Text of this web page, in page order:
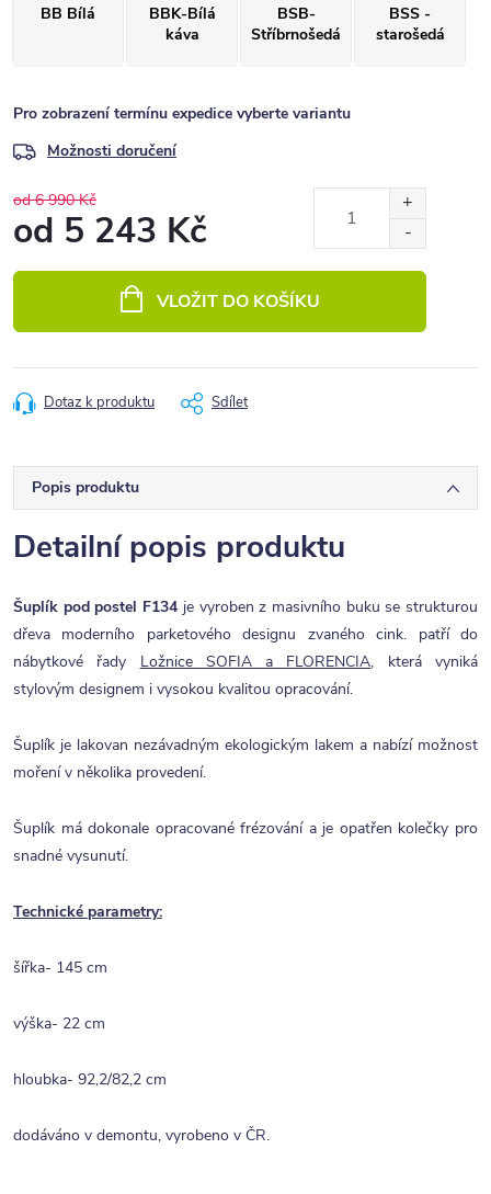
BB Bílá
BBK-Bílá
káva
BSB-
Stříbrnošedá
BSS -
starošedá
Pro zobrazení termínu expedice vyberte variantu
Možnosti doručení
od 6 990 Kč
od 5 243 Kč
VLOŽIT DO KOŠÍKU
Dotaz k produktu Sdílet
Popis produktu
Detailní popis produktu
Šuplík pod postel F134 je vyroben z masivního buku se strukturou
dřeva moderního parketového designu zvaného cink. patří do
nábytkové řady Ložnice SOFIA a FLORENCIA, která vyniká
stylovým designem i vysokou kvalitou opracování.
Šuplík je lakovan nezávadným ekologickým lakem a nabízí možnost
moření v několika provedení.
Šuplík má dokonale opracované frézování a je opatřen kolečky pro
snadné vysunutí.
Technické parametry:
šířka- 145 cm
výška- 22 cm
hloubka- 92,2/82,2 cm
dodáváno v demontu, vyrobeno v ČR.